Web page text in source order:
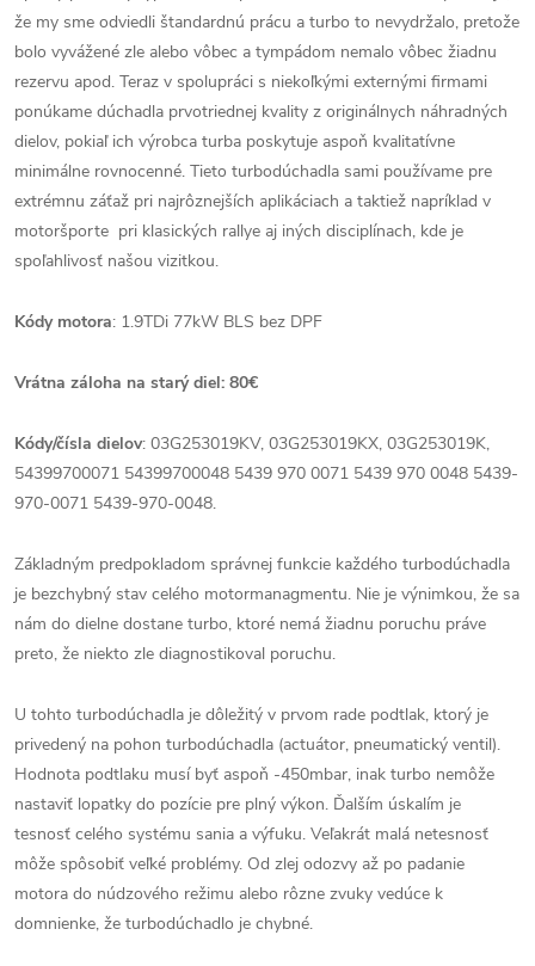
že my sme odviedli štandardnú prácu a turbo to nevydržalo, pretože
bolo vyvážené zle alebo vôbec a tympádom nemalo vôbec žiadnu
rezervu apod. Teraz v spolupráci s niekoľkými externými firmami
ponúkame dúchadla prvotriednej kvality z originálnych náhradných
dielov, pokiaľ ich výrobca turba poskytuje aspoň kvalitatívne
minimálne rovnocenné. Tieto turbodúchadla sami používame pre
extrémnu záťaž pri najrôznejších aplikáciach a taktiež napríklad v
motoršporte pri klasických rallye aj iných disciplínach, kde je
spoľahlivosť našou vizitkou.
Kódy motora: 1.9TDi 77kW BLS bez DPF
Vrátna záloha na starý diel: 80€
Kódy/čísla dielov: 03G253019KV, 03G253019KX, 03G253019K,
54399700071 54399700048 5439 970 0071 5439 970 0048 5439-
970-0071 5439-970-0048.
Základným predpokladom správnej funkcie každého turbodúchadla
je bezchybný stav celého motormanagmentu. Nie je výnimkou, že sa
nám do dielne dostane turbo, ktoré nemá žiadnu poruchu práve
preto, že niekto zle diagnostikoval poruchu.
U tohto turbodúchadla je dôležitý v prvom rade podtlak, ktorý je
privedený na pohon turbodúchadla (actuátor, pneumatický ventil).
Hodnota podtlaku musí byť aspoň -450mbar, inak turbo nemôže
nastaviť lopatky do pozície pre plný výkon. Ďalším úskalím je
tesnosť celého systému sania a výfuku. Veľakrát malá netesnosť
môže spôsobiť veľké problémy. Od zlej odozvy až po padanie
motora do núdzového režimu alebo rôzne zvuky vedúce k
domnienke, že turbodúchadlo je chybné.